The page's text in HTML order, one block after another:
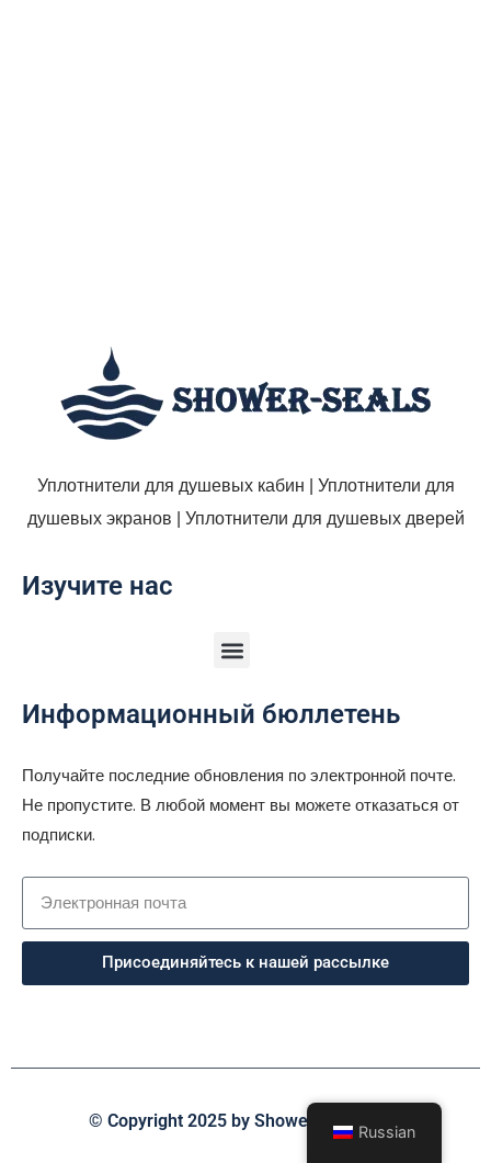
Уплотнители для душевых кабин | Уплотнители для
душевых экранов | Уплотнители для душевых дверей
Изучите нас
Информационный бюллетень
Получайте последние обновления по электронной почте.
Не пропустите. В любой момент вы можете отказаться от
подписки.
Присоединяйтесь к нашей рассылке
© Copyright 2025 by Shower-seals.com
Russian